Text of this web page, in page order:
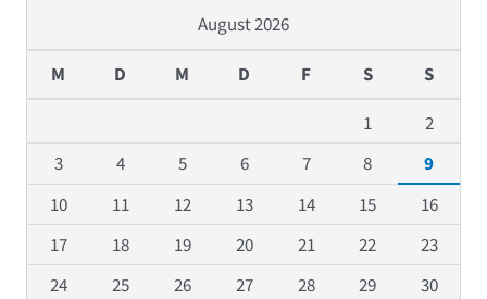
August 2026
M D M D F S S
1
2
3
4 5 6 7 8
9
10
11 12 13 14 15
16
17
18 19 20 21 22
23
24
25 26 27 28 29
30